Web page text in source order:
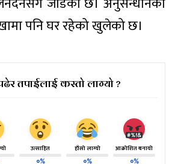
पनि घर रहेको खुलेको छ।
तपाईलाई कस्तो लाग्यो ?
उत्साहित
०%
हाँसो लाग्यो
०%
आक्रोशित बनायो
०%